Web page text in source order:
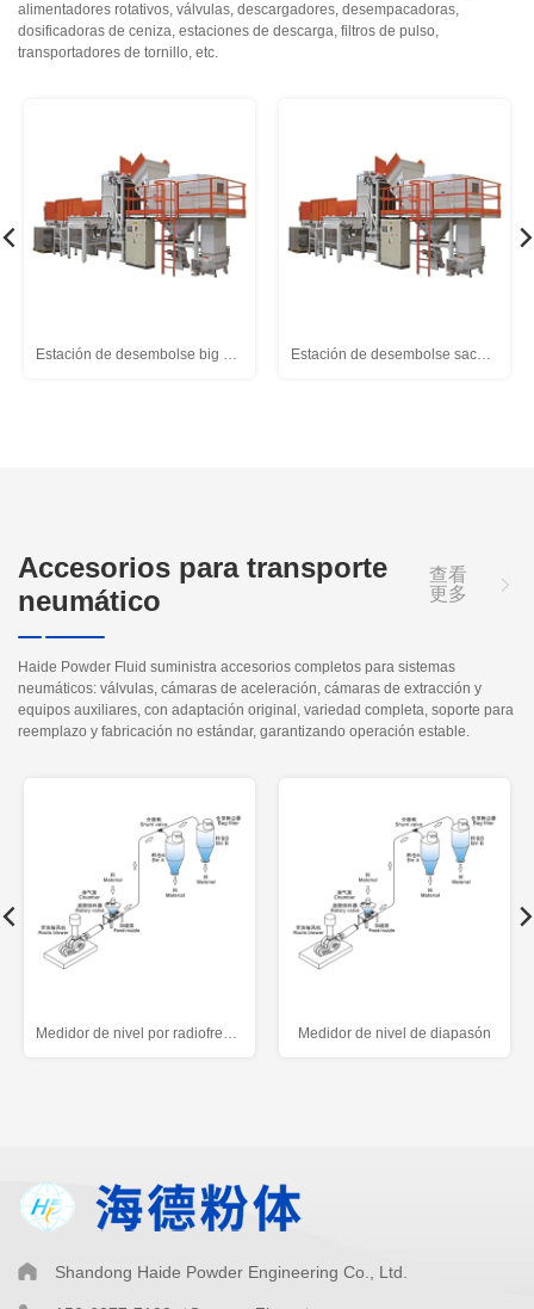
alimentadores rotativos, válvulas, descargadores, desempacadoras,
dosificadoras de ceniza, estaciones de descarga, filtros de pulso,
transportadores de tornillo, etc.
Estación de desembolse big bags Estación de desembolse sacos pequeños
Accesorios para transporte
neumático
查看
更多
Haide Powder Fluid suministra accesorios completos para sistemas
neumáticos: válvulas, cámaras de aceleración, cámaras de extracción y
equipos auxiliares, con adaptación original, variedad completa, soporte para
reemplazo y fabricación no estándar, garantizando operación estable.
Medidor de nivel por radiofrecuencia Medidor de nivel de diapasón
Shandong Haide Powder Engineering Co., Ltd.